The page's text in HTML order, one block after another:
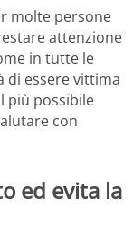
molte persone
attenzione
in tutte le
di essere vittima
più possibile
con
ed evita la